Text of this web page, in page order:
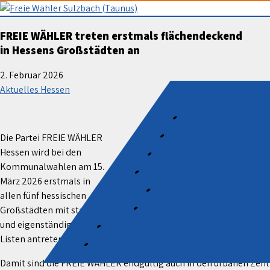
Skip
to
content
Freie Wähler Sulzbach (Taunus)
FREIE WÄHLER treten erstmals flächendeckend
in Hessens Großstädten an
2. Februar 2026
Aktuelles Hessen
Die Partei FREIE WÄHLER
Hessen wird bei den
Kommunalwahlen am 15.
März 2026 erstmals in
allen fünf hessischen
Großstädten mit starken
und eigenständigen
Listen antreten.
Damit sind die FREIE WÄHLER endgültig auch in den urbanen